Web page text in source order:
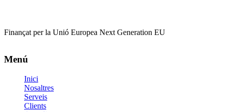
Finançat per la Unió Europea Next Generation EU
Menú
Inici
Nosaltres
Serveis
Clients